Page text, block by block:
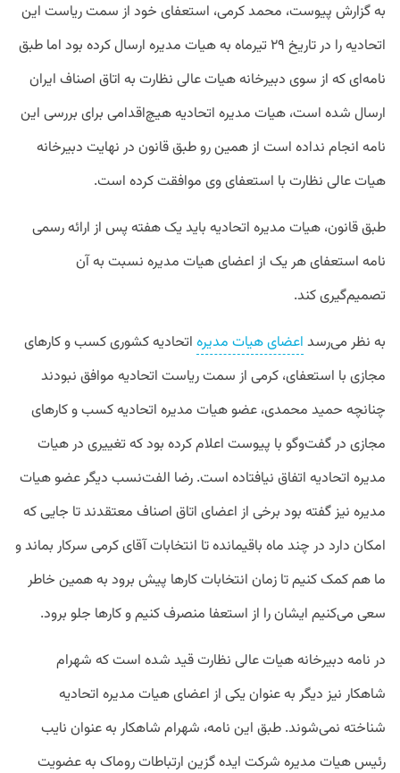
به گزارش پیوست، محمد کرمی، استعفای خود از سمت ریاست این
اتحادیه را در تاریخ ۲۹ تیرماه به هیات مدیره ارسال کرده بود اما طبق
نامه‌ای که از سوی دبیرخانه هیات عالی نظارت به اتاق اصناف ایران
ارسال شده است، هیات مدیره اتحادیه هیچ‌اقدامی برای بررسی این
نامه انجام نداده است از همین رو طبق قانون در نهایت دبیرخانه
هیات عالی نظارت با استعفای وی موافقت کرده است.
طبق قانون، هیات مدیره‌ اتحادیه‌ باید یک هفته پس از ارائه رسمی
نامه استعفای هر یک از اعضای هیات مدیره نسبت به آن
تصمیم‌گیری کند.
به نظر می‌رسد اعضای هیات مدیره اتحادیه کشوری کسب و کارهای
مجازی با استعفای، کرمی از سمت ریاست اتحادیه موافق نبودند
چنانچه حمید محمدی، عضو هیات مدیره اتحادیه کسب و کارهای
مجازی در گفت‌وگو با پیوست اعلام کرده بود که تغییری در هیات
مدیره اتحادیه اتفاق نیافتاده است. رضا الفت‌نسب دیگر عضو هیات
مدیره نیز گفته بود برخی از اعضای اتاق اصناف معتقدند تا جایی که
امکان دارد در چند ماه باقیمانده تا انتخابات آقای کرمی سرکار بماند و
ما هم کمک کنیم تا زمان انتخابات کارها پیش برود به همین خاطر
سعی می‌کنیم ایشان را از استعفا منصرف کنیم و کارها جلو برود.
در نامه دبیرخانه هیات عالی نظارت قید شده است که شهرام
شاهکار نیز دیگر به عنوان یکی از اعضای هیات مدیره اتحادیه
شناخته نمی‌شوند. طبق این نامه، شهرام شاهکار به عنوان نایب
رئیس هیات مدیره شرکت ایده گزین ارتباطات روماک به عضویت